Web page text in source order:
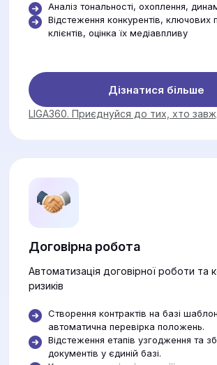
Аналіз тональності, охоплення,
Відстеження конкурентів, ключових
клієнтів, оцінка їх медіавпливу
Дізнатися більше
LIGA360. Приєднуйся до тих, хто
Договірна робота
Автоматизація договірної роботи та
ризиків
Створення контрактів на базі
автоматична перевірка положень.
Відстеження етапів узгодження та
документів у єдиній базі.